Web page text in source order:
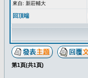
來自: 新莊輔大
回頂端
第1頁(共1頁)